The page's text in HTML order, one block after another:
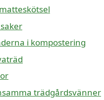
i kompostering
trädgårdsvänner